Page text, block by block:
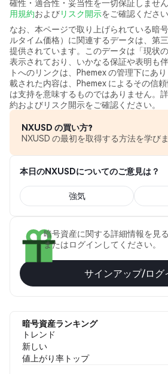
確性・適合性・妥当性を一切保証しませ
用規約およびリスク開示をご確認ください
なお、本ページで取り上げられている暗
ルタイム価格）に関連するデータは、第
提供されています。このデータは「現状
表示されており、いかなる保証や表明も
トへのリンクは、Phemex の管理下にあ
載された内容は、Phemex によるその信
は支持を意味するものではありません。
約およびリスク開示をご確認ください。
NXUSD の買い方?
NXUSD の最初を取得する方法を学びま
本日のNXUSDについてのご意見は？
強気
暗号資産に関する詳細情報を見
またはログインしてください。
サインアップ/ログ
暗号資産ランキング
トレンド
新しい
値上がり率トップ